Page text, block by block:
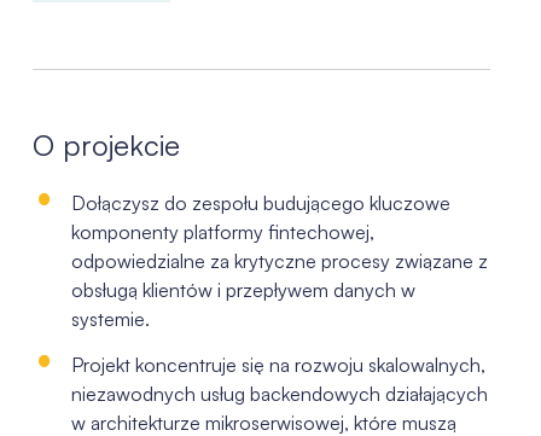
O projekcie
Dołączysz do zespołu budującego kluczowe
komponenty platformy fintechowej,
odpowiedzialne za krytyczne procesy związane z
obsługą klientów i przepływem danych w
systemie.
Projekt koncentruje się na rozwoju skalowalnych,
niezawodnych usług backendowych działających
w architekturze mikroserwisowej, które muszą